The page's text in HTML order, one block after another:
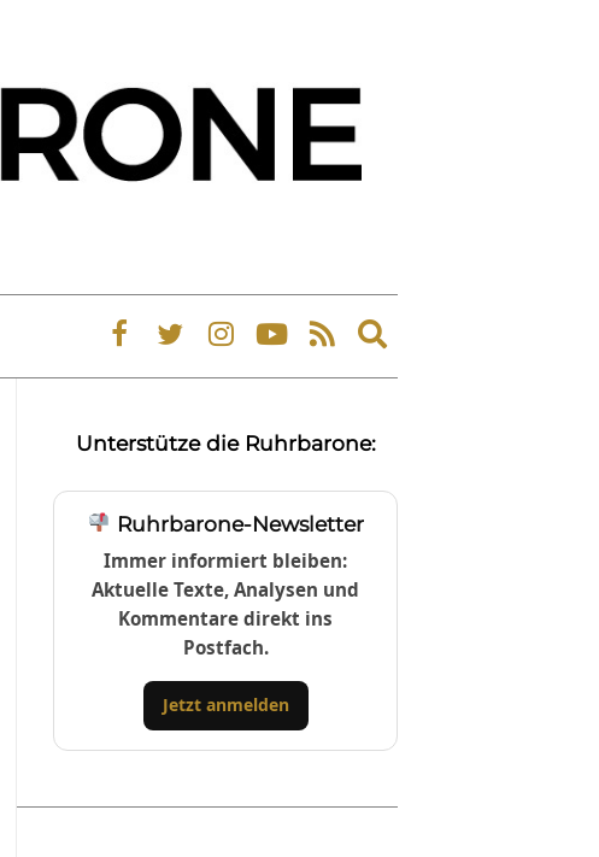
Expand
search
Unterstütze die Ruhrbarone:
Ruhrbarone-Newsletter
Immer informiert bleiben:
Aktuelle Texte, Analysen und
Kommentare direkt ins
Postfach.
Jetzt anmelden